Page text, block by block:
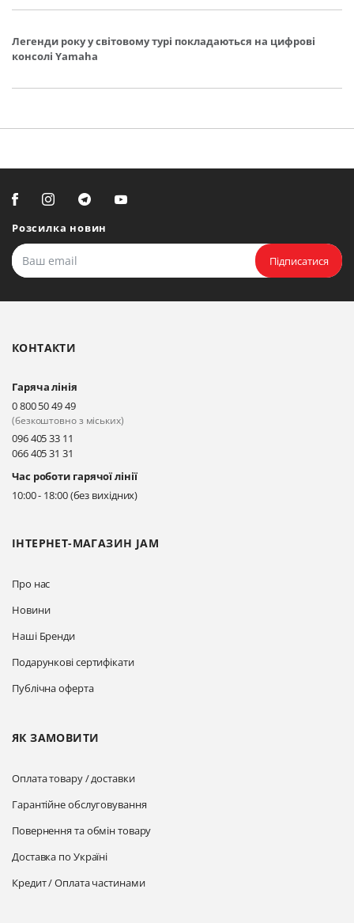
Легенди року у світовому турі покладаються на цифрові
консолі Yamaha
Розсилка новин
Підписатися
ІНТЕРНЕТ-МАГАЗИН JAM
Про нас
Новини
Наші Бренди
Подарункові сертифікати
Публічна оферта
ЯК ЗАМОВИТИ
Оплата товару / доставки
Гарантійне обслуговування
Повернення та обмін товару
Доставка по Україні
Кредит / Оплата частинами
КОНТАКТИ
Гаряча лінія
0 800 50 49 49
(безкоштовно з міських)
096 405 33 11
066 405 31 31
Час роботи гарячої лінії
10:00 - 18:00 (без вихідних)